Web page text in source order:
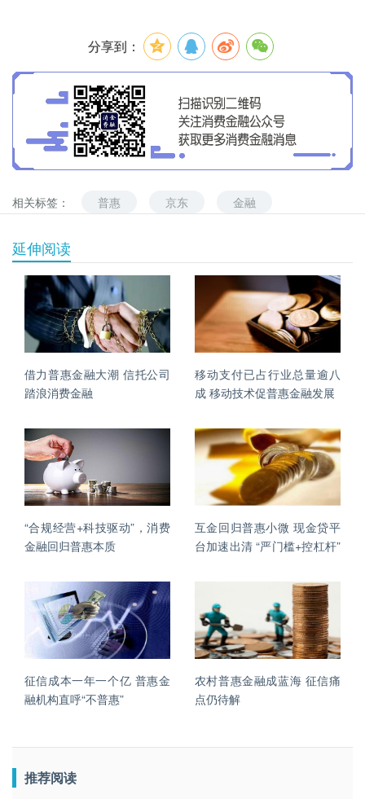
分享到：
相关标签： 普惠 京东 金融
延伸阅读
借力普惠金融大潮 信托公司
踏浪消费金融
移动支付已占行业总量逾八
成 移动技术促普惠金融发展
“合规经营+科技驱动”，消费
金融回归普惠本质
互金回归普惠小微 现金贷平
台加速出清 “严门槛+控杠杆”
征信成本一年一个亿 普惠金
融机构直呼“不普惠”
农村普惠金融成蓝海 征信痛
点仍待解
推荐阅读